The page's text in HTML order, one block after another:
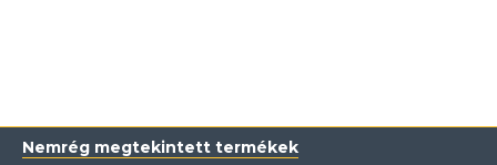
Nemrég megtekintett termékek